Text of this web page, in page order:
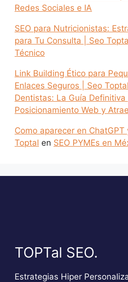
Redes Sociales e IA
SEO para Nutricionistas:
para Tu Consulta | Seo
Técnico
Link Building Ético para
Enlaces Seguros | Seo Toptal
Dentistas: La Guía
Posicionamiento Web y
Como aparecer en
Toptal en SEO PYMEs en
TOPTal SEO.
Estrategias Hiper